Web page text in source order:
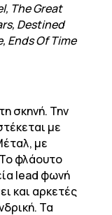
The Great
Destined
Ends Of Time
σκηνή. Την
με
με
Το φλάουτο
lead φωνή
και αρκετές
Τα